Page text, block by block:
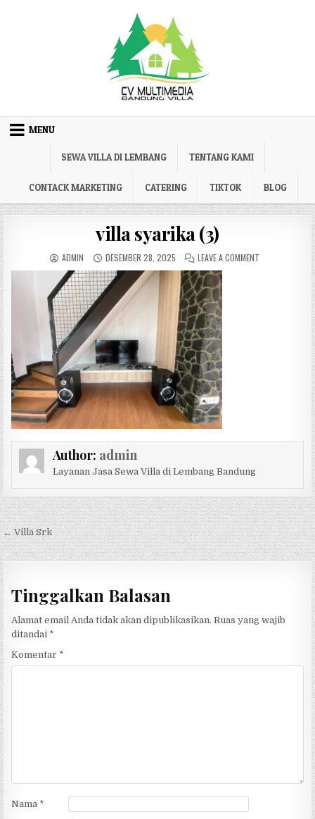
MENU
SEWA VILLA DI LEMBANG TENTANG KAMI
CONTACK MARKETING CATERING TIKTOK BLOG
villa syarika (3)
AUTHOR:
ADMIN PUBLISHED DATE:
DESEMBER 28, 2025 LEAVE A COMMENTON VILLA
Author: admin
Layanan Jasa Sewa Villa di Lembang Bandung
Navigasi pos
← Villa Srk
Tinggalkan Balasan
Alamat email Anda tidak akan dipublikasikan. Ruas yang wajib
ditandai *
Komentar *
Nama *